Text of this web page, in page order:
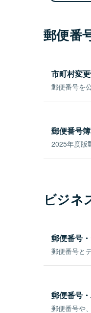
郵便番
市町村変
郵便番号を
郵便番号
2025年度版
ビジネ
郵便番号
郵便番号と
郵便番号
郵便番号や